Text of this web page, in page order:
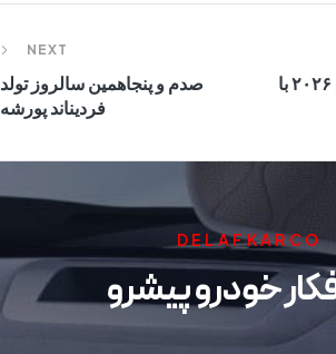
تسلا مدل Y پرفورمنس ۲۰۲۶ با
NEXT
صدم و پنجاهمین سالروز تولد
فردیناند پورشه
DELAFKARCO
خودرو پیشرو